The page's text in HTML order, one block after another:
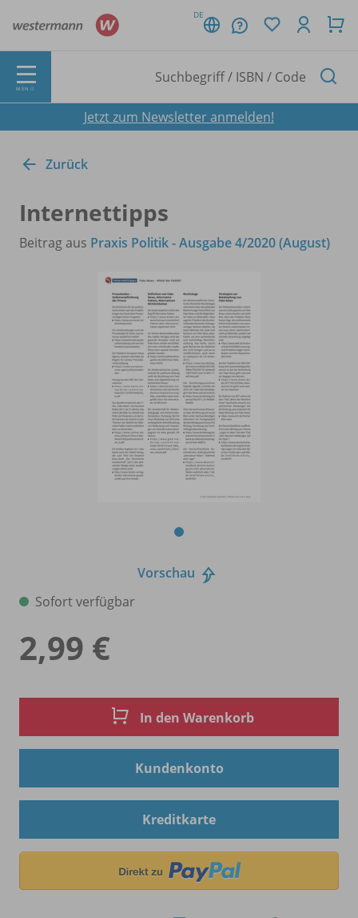
DE
MENÜ
Jetzt zum Newsletter anmelden!
Zurück
Internettipps
Beitrag aus Praxis Politik - Ausgabe 4/2020 (August)
Vorschau
Sofort verfügbar
2,99 €
In den Warenkorb
Kundenkonto
Kreditkarte